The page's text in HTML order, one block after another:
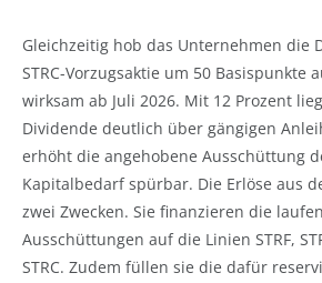
Gleichzeitig hob das Unternehmen die
STRC-Vorzugsaktie um 50 Basispunkte
wirksam ab Juli 2026. Mit 12 Prozent
Dividende deutlich über gängigen
erhöht die angehobene Ausschüttung
Kapitalbedarf spürbar. Die Erlöse aus
zwei Zwecken. Sie finanzieren die
Ausschüttungen auf die Linien STRF,
STRC. Zudem füllen sie die dafür